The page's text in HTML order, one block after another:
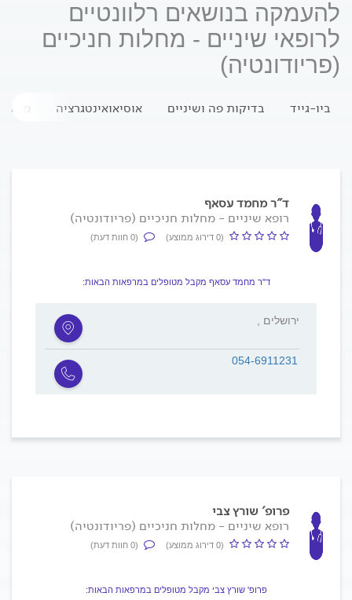
להעמקה בנושאים רלוונטיים
לרופאי שיניים - מחלות חניכיים
(פריודונטיה)
ביו-גייד בדיקות פה ושיניים אוסיאואינטגרציה
ד"ר מחמד עסאף
רופא שיניים - מחלות חניכיים (פריודונטיה)
(0 דירוג ממוצע) (0 חוות דעת)
ד"ר מחמד עסאף מקבל מטופלים במרפאות הבאות:
, ירושלים
054-6911231
פרופ' שורץ צבי
רופא שיניים - מחלות חניכיים (פריודונטיה)
(0 דירוג ממוצע) (0 חוות דעת)
פרופ' שורץ צבי מקבל מטופלים במרפאות הבאות: